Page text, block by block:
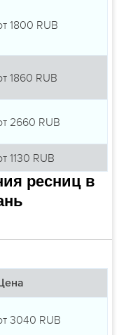
1800 RUB
1860 RUB
2660 RUB
1130 RUB
ресниц в
3040 RUB